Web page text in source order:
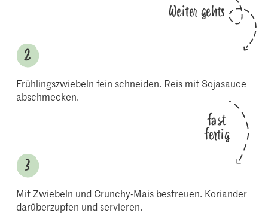
Weiter gehts
Frühlingszwiebeln fein schneiden. Reis mit Sojasauce
abschmecken.
fast
fertig
Mit Zwiebeln und Crunchy-Mais bestreuen. Koriander
darüberzupfen und servieren.